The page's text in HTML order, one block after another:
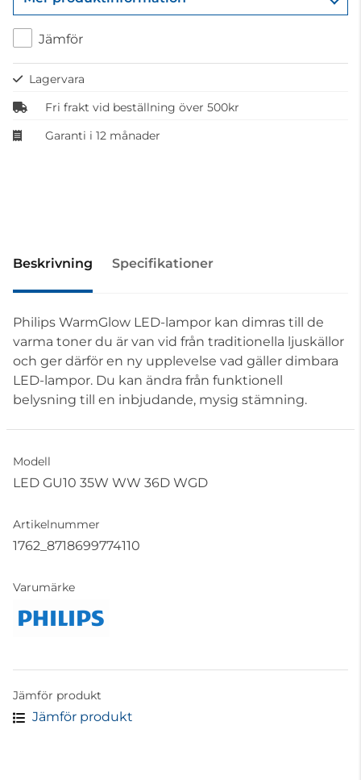
Gå till kassan
Jämför
Lagervara
Fri frakt vid beställning över 500kr
Garanti i 12 månader
Beskrivning Specifikationer
Philips WarmGlow LED-lampor kan dimras till de
varma toner du är van vid från traditionella ljuskällor
och ger därför en ny upplevelse vad gäller dimbara
LED-lampor. Du kan ändra från funktionell
belysning till en inbjudande, mysig stämning.
Modell
LED GU10 35W WW 36D WGD
Artikelnummer
1762_8718699774110
Varumärke
Jämför produkt
Jämför produkt